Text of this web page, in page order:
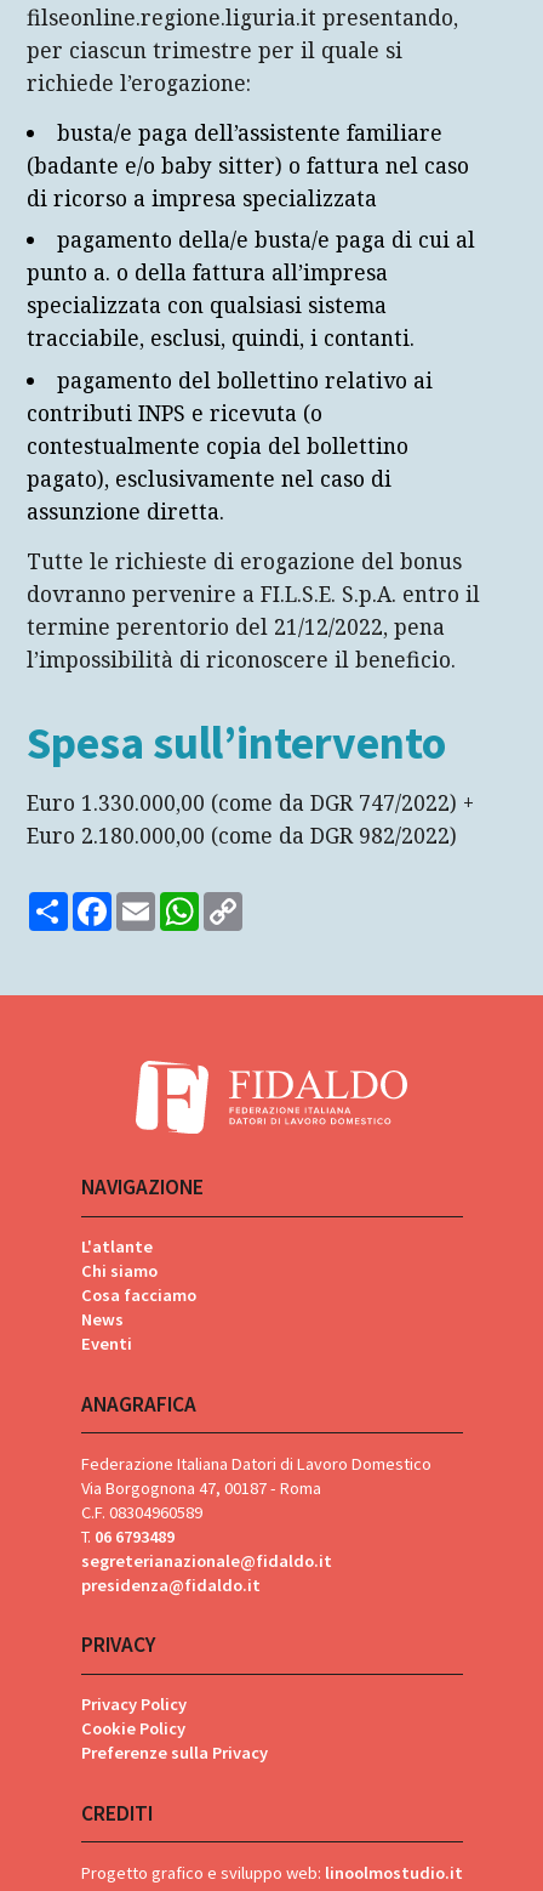
filseonline.regione.liguria.it presentando,
per ciascun trimestre per il quale si
richiede l’erogazione:
busta/e paga dell’assistente familiare
(badante e/o baby sitter) o fattura nel caso
di ricorso a impresa specializzata
pagamento della/e busta/e paga di cui al
punto a. o della fattura all’impresa
specializzata con qualsiasi sistema
tracciabile, esclusi, quindi, i contanti.
pagamento del bollettino relativo ai
contributi INPS e ricevuta (o
contestualmente copia del bollettino
pagato), esclusivamente nel caso di
assunzione diretta.
Tutte le richieste di erogazione del bonus
dovranno pervenire a FI.L.S.E. S.p.A. entro il
termine perentorio del 21/12/2022, pena
l’impossibilità di riconoscere il beneficio.
Spesa sull’intervento
Euro 1.330.000,00 (come da DGR 747/2022) +
Euro 2.180.000,00 (come da DGR 982/2022)
ShareFacebook
EmailWhatsApp
NAVIGAZIONE
L'atlante
Chi siamo
Cosa facciamo
News
Eventi
ANAGRAFICA
Federazione Italiana Datori di Lavoro Domestico
Via Borgognona 47, 00187 - Roma
C.F. 08304960589
T. 06 6793489
segreterianazionale@fidaldo.it
presidenza@fidaldo.it
PRIVACY
Privacy Policy
Cookie Policy
Preferenze sulla Privacy
CREDITI
Progetto grafico e sviluppo web: linoolmostudio.it